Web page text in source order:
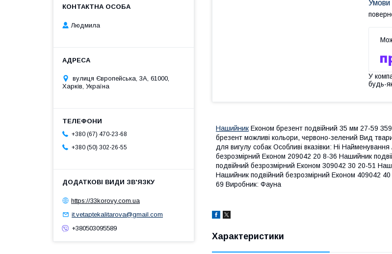
У
будь-
Нашийник Економ брезент подвійний 35 мм 27-59
брезент можливі кольори, червоно-зелений Вид
для вигулу собак Особливі вказівки: Ні
безрозмірний Економ 209042 20 8-36 Нашийник
подвійний безрозмірний Економ 309042 30 20-51
Нашийник подвійний безрозмірний Економ 409042
69 Виробник: Фауна
Характеристики
Людмила
вулиця Європейська, 3А, 61000,
Харків, Україна
+380 (67) 470-23-68
+380 (50) 302-26-55
https://33korovy.com.ua
it.vetaptekalitarova@gmail.com
+380503095589